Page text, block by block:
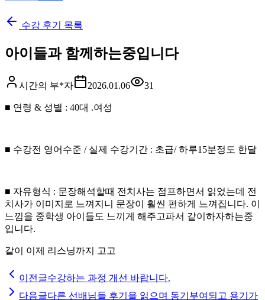
수강 후기 목록
아이들과 함께하는중입니다
시간의 부*자 2026.01.06 31
■ 연령 & 성별 : 40대 .여성
■ 수강전 영어수준 / 실제 수강기간 : 초급/ 하루15분정도 한달
■ 자유형식 : 문장해석할때 전치사는 점프하면서 읽었는데 전
치사가 이미지로 느껴지니 문장이 훨씬 편하게 느껴집니다. 이
느낌을 중학생 아이들도 느끼게 해주고파서 같이하자하는중
입니다.
같이 이제 리스닝까지 고고
이전글수강하는 과정 개선 바랍니다.
다음글다른 선배님들 후기을 읽으며 동기부여되고 용기가